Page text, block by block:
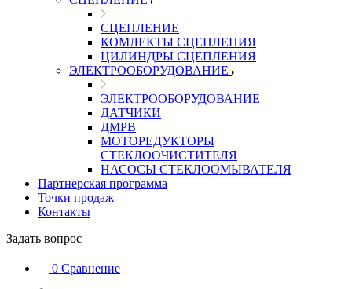
СЦЕПЛЕНИЕ
КОМЛЕКТЫ СЦЕПЛЕНИЯ
ЦИЛИНДРЫ СЦЕПЛЕНИЯ
ЭЛЕКТРООБОРУДОВАНИЕ
ЭЛЕКТРООБОРУДОВАНИЕ
ДАТЧИКИ
ДМРВ
МОТОРЕДУКТОРЫ
СТЕКЛООЧИСТИТЕЛЯ
НАСОСЫ СТЕКЛООМЫВАТЕЛЯ
Партнерская программа
Точки продаж
Контакты
Задать вопрос
0 Сравнение